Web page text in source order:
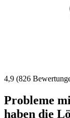
4,9 (826
Probleme
haben die